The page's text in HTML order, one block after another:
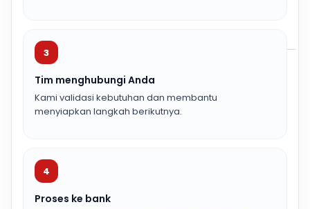
3
Tim menghubungi Anda
Kami validasi kebutuhan dan membantu
menyiapkan langkah berikutnya.
4
Proses ke bank